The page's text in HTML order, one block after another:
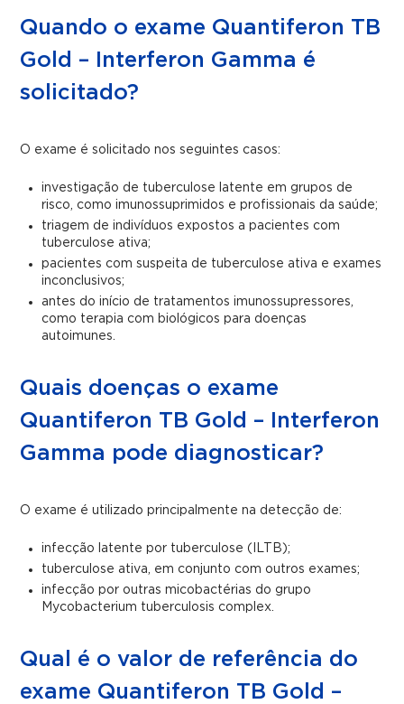
Quando o exame Quantiferon TB
Gold – Interferon Gamma é
solicitado?
O exame é solicitado nos seguintes casos:
investigação de tuberculose latente em grupos de
risco, como imunossuprimidos e profissionais da saúde;
triagem de indivíduos expostos a pacientes com
tuberculose ativa;
pacientes com suspeita de tuberculose ativa e exames
inconclusivos;
antes do início de tratamentos imunossupressores,
como terapia com biológicos para doenças
autoimunes.
Quais doenças o exame
Quantiferon TB Gold – Interferon
Gamma pode diagnosticar?
O exame é utilizado principalmente na detecção de:
infecção latente por tuberculose (ILTB);
tuberculose ativa, em conjunto com outros exames;
infecção por outras micobactérias do grupo
Mycobacterium tuberculosis complex.
Qual é o valor de referência do
exame Quantiferon TB Gold –